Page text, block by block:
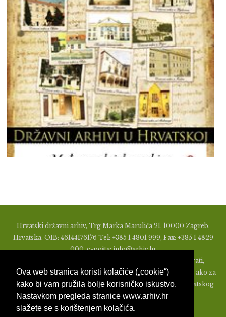
Ova web stranica koristi kolačiće („cookie“)
kako bi vam pružila bolje korisničko iskustvo.
Nastavkom pregleda stranice www.arhiv.hr
slažete se s korištenjem kolačića.
Hrvatski državni arhiv, Trg Marka Marulića 21, 10000 Zagreb,
Hrvatska. OIB: 46144176176 Tel: +385 1 4801 999, Fax: +385 1 4829
000, e-pošta: info@arhiv.hr
Zabranjeno je u bilo kojem obliku objavljivati, distribuirati,
mijenjati ili na ikoji način koristiti materijale s ovih stranica, ako za
to nije prethodno izdato pismeno odobrenje od strane Hrvatskog
državnog arhiva.